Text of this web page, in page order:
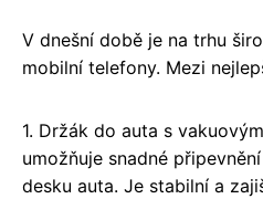
V dnešní době je na trhu
mobilní telefony. Mezi
1. Držák do auta s
umožňuje snadné
desku auta. Je stabilní a